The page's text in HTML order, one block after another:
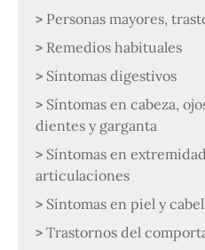
Personas mayores,
Remedios habituales
Síntomas digestivos
Síntomas en cabeza,
dientes y garganta
Síntomas en
articulaciones
Síntomas en piel y
Trastornos del